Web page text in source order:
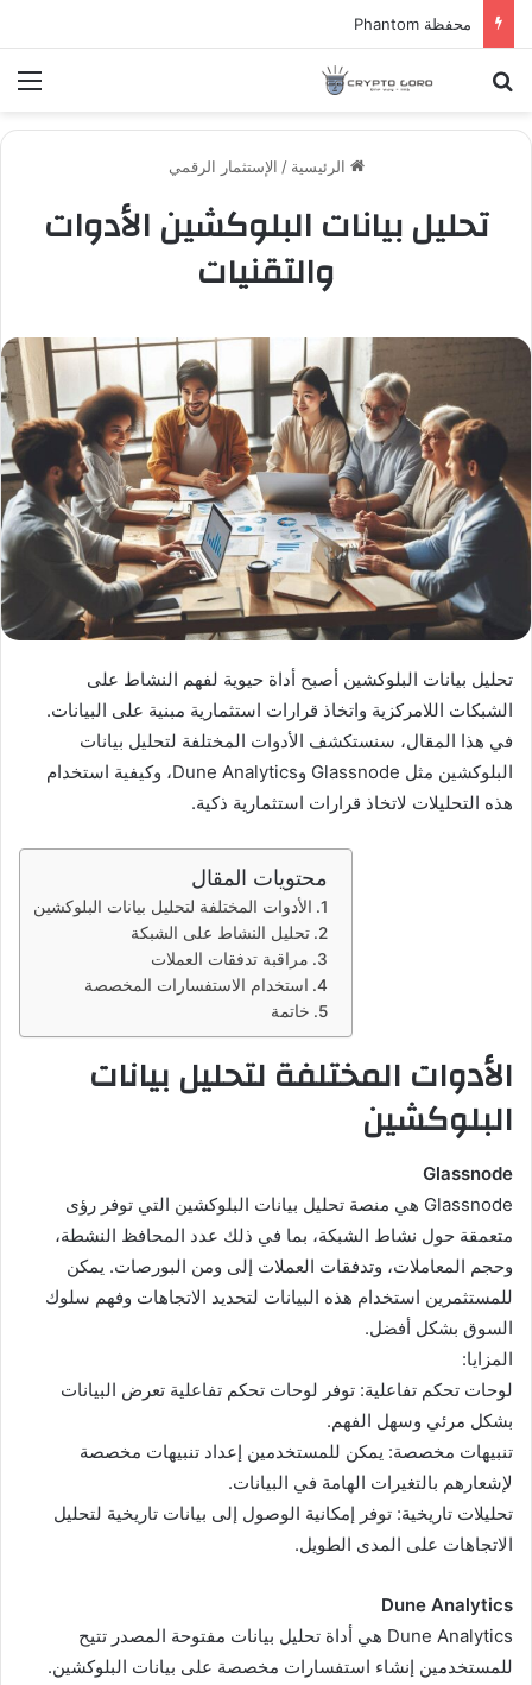
محفظة Phantom
بحث عن
الرئيسية / الإستثمار الرقمي
تحليل بيانات البلوكشين الأدوات
والتقنيات
تحليل بيانات البلوكشين أصبح أداة حيوية لفهم النشاط على
الشبكات اللامركزية واتخاذ قرارات استثمارية مبنية على البيانات.
في هذا المقال، سنستكشف الأدوات المختلفة لتحليل بيانات
البلوكشين مثل Glassnode وDune Analytics، وكيفية استخدام
هذه التحليلات لاتخاذ قرارات استثمارية ذكية.
محتويات المقال
الأدوات المختلفة لتحليل بيانات البلوكشين
تحليل النشاط على الشبكة
مراقبة تدفقات العملات
استخدام الاستفسارات المخصصة
خاتمة
الأدوات المختلفة لتحليل بيانات
البلوكشين
Glassnode
Glassnode هي منصة تحليل بيانات البلوكشين التي توفر رؤى
متعمقة حول نشاط الشبكة، بما في ذلك عدد المحافظ النشطة،
وحجم المعاملات، وتدفقات العملات إلى ومن البورصات. يمكن
للمستثمرين استخدام هذه البيانات لتحديد الاتجاهات وفهم سلوك
السوق بشكل أفضل.
المزايا:
لوحات تحكم تفاعلية: توفر لوحات تحكم تفاعلية تعرض البيانات
بشكل مرئي وسهل الفهم.
تنبيهات مخصصة: يمكن للمستخدمين إعداد تنبيهات مخصصة
لإشعارهم بالتغيرات الهامة في البيانات.
تحليلات تاريخية: توفر إمكانية الوصول إلى بيانات تاريخية لتحليل
الاتجاهات على المدى الطويل.
Dune Analytics
Dune Analytics هي أداة تحليل بيانات مفتوحة المصدر تتيح
للمستخدمين إنشاء استفسارات مخصصة على بيانات البلوكشين.